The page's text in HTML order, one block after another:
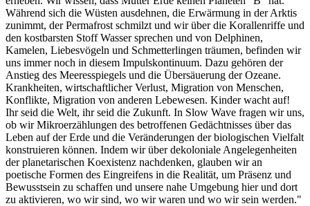
Während sich die Wüsten ausdehnen, die Erwärmung in der Arktis
zunimmt, der Permafrost schmilzt und wir über die Korallenriffe und
den kostbarsten Stoff Wasser sprechen und von Delphinen,
Kamelen, Liebesvögeln und Schmetterlingen träumen, befinden wir
uns immer noch in diesem Impulskontinuum. Dazu gehören der
Anstieg des Meeresspiegels und die Übersäuerung der Ozeane.
Krankheiten, wirtschaftlicher Verlust, Migration von Menschen,
Konflikte, Migration von anderen Lebewesen. Kinder wacht auf!
Ihr seid die Welt, ihr seid die Zukunft. In Slow Wave fragen wir uns,
ob wir Mikroerzählungen des betroffenen Gedächtnisses über das
Leben auf der Erde und die Veränderungen der biologischen Vielfalt
konstruieren können. Indem wir über dekoloniale Angelegenheiten
der planetarischen Koexistenz nachdenken, glauben wir an
poetische Formen des Eingreifens in die Realität, um Präsenz und
Bewusstsein zu schaffen und unsere nahe Umgebung hier und dort
zu aktivieren, wo wir sind, wo wir waren und wo wir sein werden."